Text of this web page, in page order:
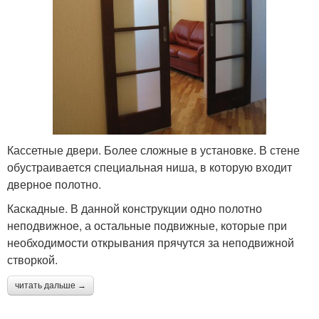
Кассетные двери. Более сложные в установке. В стене
обустраивается специальная ниша, в которую входит
дверное полотно.
Каскадные. В данной конструкции одно полотно
неподвижное, а остальные подвижные, которые при
необходимости открывания прячутся за неподвижной
створкой.
читать дальше →